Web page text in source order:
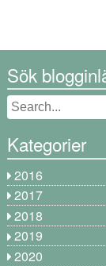
Sök
Kategorier
2016
2017
2018
2019
2020